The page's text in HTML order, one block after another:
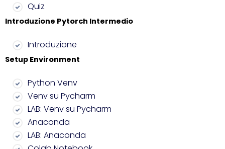
Quiz
Introduzione Pytorch Intermedio
Introduzione
Setup Environment
Python Venv
Venv su Pycharm
LAB: Venv su Pycharm
Anaconda
LAB: Anaconda